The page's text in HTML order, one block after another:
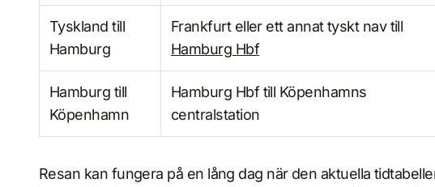
Tyskland till
Hamburg
Frankfurt eller ett annat tyskt nav till
Hamburg Hbf
Hamburg till
Köpenhamn
Hamburg Hbf till Köpenhamns
centralstation
Resan kan fungera på en lång dag när den aktuella